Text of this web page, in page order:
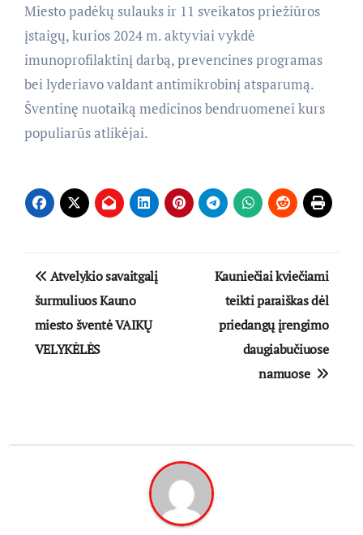
Miesto padėkų sulauks ir 11 sveikatos priežiūros
įstaigų, kurios 2024 m. aktyviai vykdė
imunoprofilaktinį darbą, prevencines programas
bei lyderiavo valdant antimikrobinį atsparumą.
Šventinę nuotaiką medicinos bendruomenei kurs
populiarūs atlikėjai.
Navigacija
tarp
įrašų
Atvelykio savaitgalį
šurmuliuos Kauno
miesto šventė VAIKŲ
VELYKĖLĖS
Kauniečiai kviečiami
teikti paraiškas dėl
priedangų įrengimo
daugiabučiuose
namuose